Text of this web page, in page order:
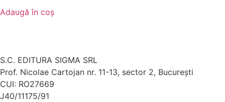
Adaugă în coș
S.C. EDITURA SIGMA SRL
Prof. Nicolae Cartojan nr. 11-13, sector 2, București
CUI: RO27669
J40/11175/91